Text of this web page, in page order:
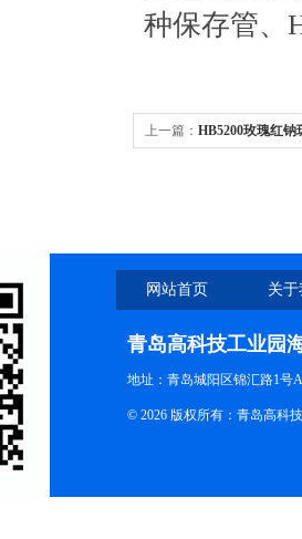
种保存管、
上一篇： HB5200玫瑰红钠
网站首页 关
青岛高科技工业园
地址：青岛城阳区锦汇路1号
© 2026 版权所有：青岛高科